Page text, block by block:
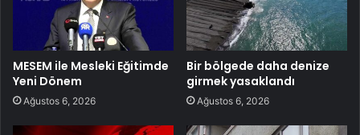
MESEM ile Mesleki Eğitimde
Yeni Dönem
Ağustos 6, 2026
Bir bölgede daha denize
girmek yasaklandı
Ağustos 6, 2026